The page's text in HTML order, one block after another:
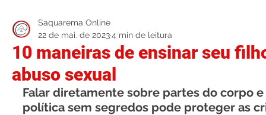
10 maneiras de ensinar seu
abuso sexual
Saquarema Online
22 de mai. de 20234 min de leitura
Falar diretamente sobre partes do corpo
política sem segredos pode proteger as